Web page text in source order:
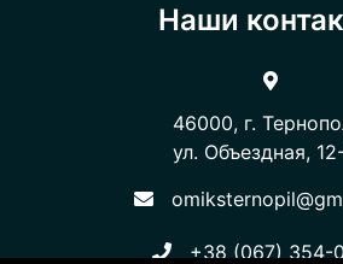
Наши
46000, г.
​​​​​​​ул. Объездная,
+38 (067) 354-